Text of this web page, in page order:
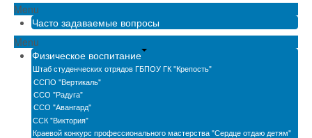
Menu
Часто задаваемые вопросы
Menu
Физическое воспитание
Штаб студенческих отрядов ГБПОУ ГК "Крепость"
ССПО "Вертикаль"
ССО "Радуга"
ССО "Авангард"
ССК "Виктория"
Краевой конкурс профессионального мастерства "Сердце отдаю детям"